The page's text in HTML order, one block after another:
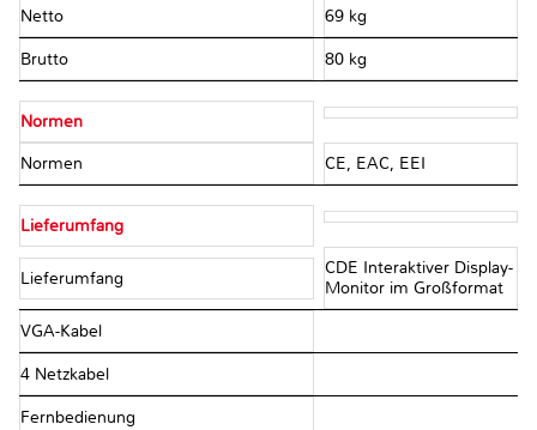
Netto 69 kg
Brutto 80 kg
Normen
Normen CE, EAC, EEI
Lieferumfang
Lieferumfang
CDE Interaktiver Display-
Monitor im Großformat
VGA-Kabel
4 Netzkabel
Fernbedienung